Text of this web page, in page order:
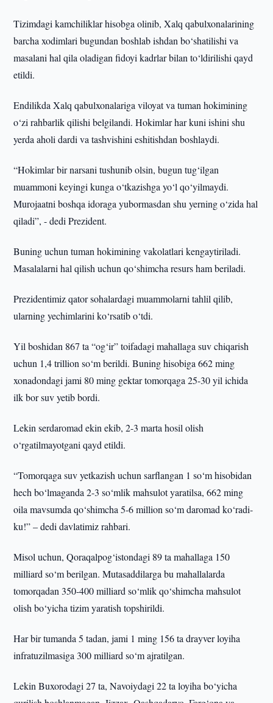
Tizimdagi kamchiliklar hisobga olinib, Xalq qabulxonalarining
barcha xodimlari bugundan boshlab ishdan bo‘shatilishi va
masalani hal qila oladigan fidoyi kadrlar bilan to‘ldirilishi qayd
etildi.
Endilikda Xalq qabulxonalariga viloyat va tuman hokimining
o‘zi rahbarlik qilishi belgilandi. Hokimlar har kuni ishini shu
yerda aholi dardi va tashvishini eshitishdan boshlaydi.
“Hokimlar bir narsani tushunib olsin, bugun tug‘ilgan
muammoni keyingi kunga o‘tkazishga yo‘l qo‘yilmaydi.
Murojaatni boshqa idoraga yubormasdan shu yerning o‘zida hal
qiladi”, - dedi Prezident.
Buning uchun tuman hokimining vakolatlari kengaytiriladi.
Masalalarni hal qilish uchun qo‘shimcha resurs ham beriladi.
Prezidentimiz qator sohalardagi muammolarni tahlil qilib,
ularning yechimlarini ko‘rsatib o‘tdi.
Yil boshidan 867 ta “og‘ir” toifadagi mahallaga suv chiqarish
uchun 1,4 trillion so‘m berildi. Buning hisobiga 662 ming
xonadondagi jami 80 ming gektar tomorqaga 25-30 yil ichida
ilk bor suv yetib bordi.
Lekin serdaromad ekin ekib, 2-3 marta hosil olish
o‘rgatilmayotgani qayd etildi.
“Tomorqaga suv yetkazish uchun sarflangan 1 so‘m hisobidan
hech bo‘lmaganda 2-3 so‘mlik mahsulot yaratilsa, 662 ming
oila mavsumda qo‘shimcha 5-6 million so‘m daromad ko‘radi-
ku!” – dedi davlatimiz rahbari.
Misol uchun, Qoraqalpog‘istondagi 89 ta mahallaga 150
milliard so‘m berilgan. Mutasaddilarga bu mahallalarda
tomorqadan 350-400 milliard so‘mlik qo‘shimcha mahsulot
olish bo‘yicha tizim yaratish topshirildi.
Har bir tumanda 5 tadan, jami 1 ming 156 ta drayver loyiha
infratuzilmasiga 300 milliard so‘m ajratilgan.
Lekin Buxorodagi 27 ta, Navoiydagi 22 ta loyiha bo‘yicha